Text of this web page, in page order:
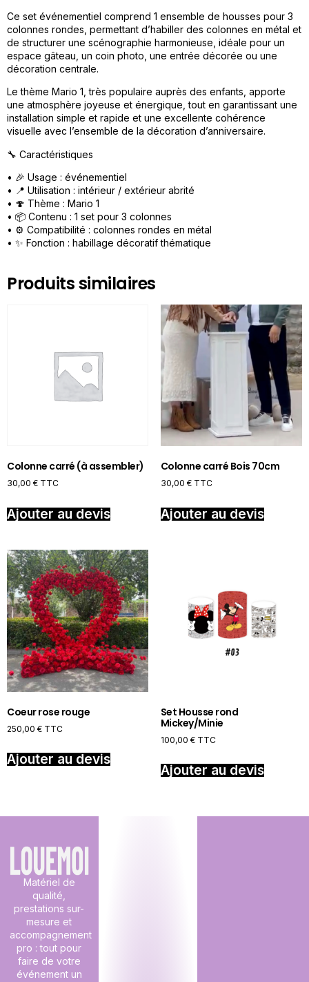
Ce set événementiel comprend 1 ensemble de housses pour 3
colonnes rondes, permettant d’habiller des colonnes en métal et
de structurer une scénographie harmonieuse, idéale pour un
espace gâteau, un coin photo, une entrée décorée ou une
décoration centrale.
Le thème Mario 1, très populaire auprès des enfants, apporte
une atmosphère joyeuse et énergique, tout en garantissant une
installation simple et rapide et une excellente cohérence
visuelle avec l’ensemble de la décoration d’anniversaire.
🔧 Caractéristiques
• 🎉 Usage : événementiel
• 📍 Utilisation : intérieur / extérieur abrité
• 🍄 Thème : Mario 1
• 📦 Contenu : 1 set pour 3 colonnes
• ⚙️ Compatibilité : colonnes rondes en métal
• ✨ Fonction : habillage décoratif thématique
Produits similaires
Colonne carré (à assembler)
30,00 € TTC
Ajouter au devis
Colonne carré Bois 70cm
30,00 € TTC
Ajouter au devis
Coeur rose rouge
250,00 € TTC
Ajouter au devis
Set Housse rond
Mickey/Minie
100,00 € TTC
Ajouter au devis
Matériel de
qualité,
prestations sur-
mesure et
accompagnement
pro : tout pour
faire de votre
événement un